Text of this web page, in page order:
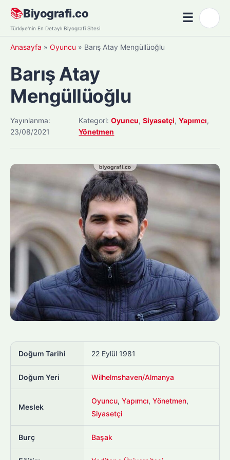
Skip
content
📚Biyografi.co
Türkiye'nin En Detaylı Biyografi Sitesi
☰Menü
Anasayfa » Oyuncu » Barış Atay Mengüllüoğlu
Barış Atay
Mengüllüoğlu
Yayınlanma:
23/08/2021
Kategori:Oyuncu,Siyasetçi,Yapımcı,
Yönetmen
Doğum Tarihi 22 Eylül 1981
Doğum Yeri Wilhelmshaven/Almanya
Meslek
Oyuncu, Yapımcı, Yönetmen,
Siyasetçi
Burç Başak